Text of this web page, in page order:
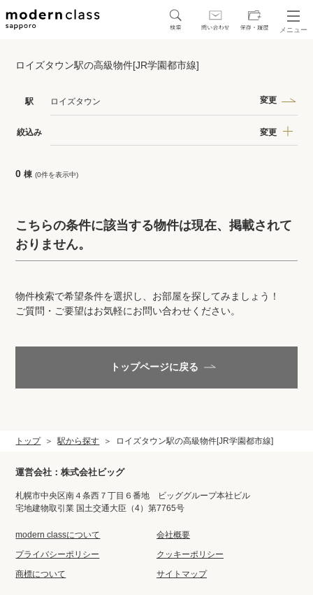
メニュー
人気エリアから探す
アクセスランキング
保存した物件
来店予約
高級賃貸物件コラム modern classについて
ロイズタウン駅の高級物件[JR学園都市線]
駅 ロイズタウン 変更
絞込み 変更
0 棟 (0件を表示中)
こちらの条件に該当する物件は現在、掲載されて
おりません。
物件検索で希望条件を選択し、お部屋を探してみましょう！
ご質問・ご要望はお気軽にお問い合わせください。
トップページに戻る
トップ 駅から探す ロイズタウン駅の高級物件[JR学園都市線]
運営会社：株式会社ビッグ
札幌市中央区南４条西７丁目６番地 ビッググループ本社ビル
宅地建物取引業 国土交通大臣（4）第7765号
modern classについて
会社概要
プライバシーポリシー
クッキーポリシー
商標について
サイトマップ